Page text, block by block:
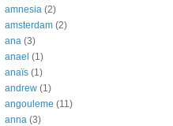
amnesia (2)
amsterdam (2)
ana (3)
anael (1)
anaïs (1)
andrew (1)
angouleme (11)
anna (3)